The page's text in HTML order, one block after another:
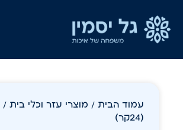
עמוד הבית / מוצרי עזר וכלי בית /
(24קר)